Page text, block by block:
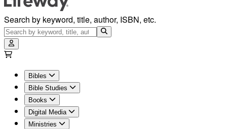
Search by keyword, title, author, ISBN, etc.
Bibles
Bible Studies
Books
Digital Media
Ministries